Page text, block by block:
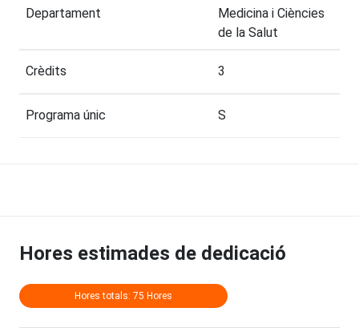
Departament
Medicina i Ciències
de la Salut
Crèdits 3
Programa únic S
Hores estimades de dedicació
Hores totals: 75 Hores